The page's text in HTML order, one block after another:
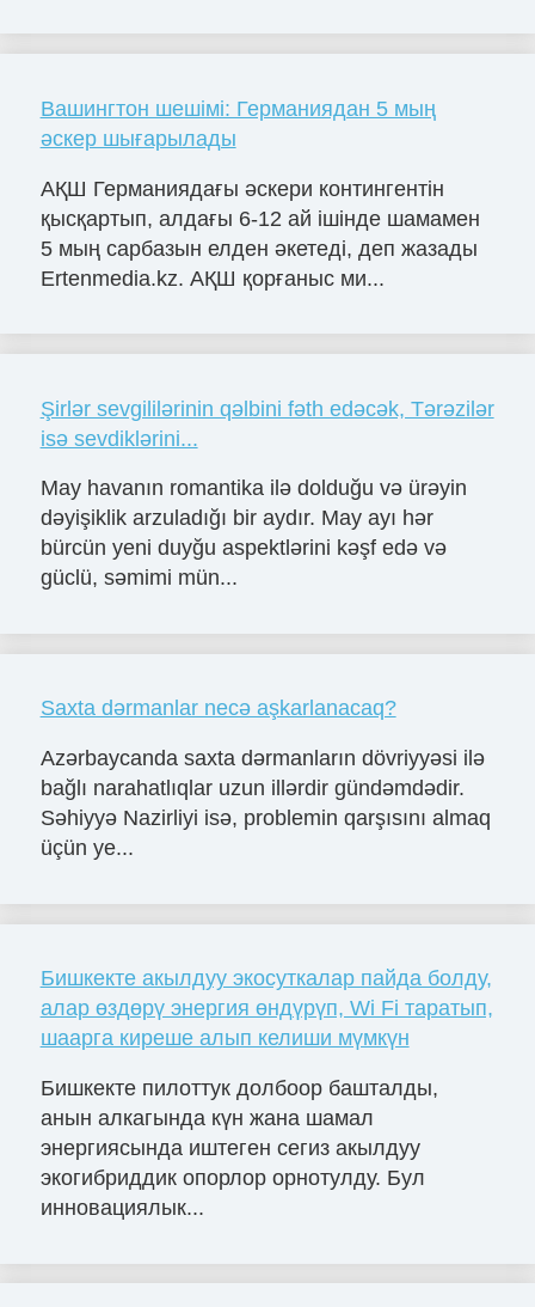
Вашингтон шешімі: Германиядан 5 мың
әскер шығарылады
АҚШ Германиядағы әскери контингентін
қысқартып, алдағы 6-12 ай ішінде шамамен
5 мың сарбазын елден әкетеді, деп жазады
Ertenmedia.kz. АҚШ қорғаныс ми...
Şirlər sevgililərinin qəlbini fəth edəcək, Tərəzilər
isə sevdiklərini...
May havanın romantika ilə dolduğu və ürəyin
dəyişiklik arzuladığı bir aydır. May ayı hər
bürcün yeni duyğu aspektlərini kəşf edə və
güclü, səmimi mün...
Saxta dərmanlar necə aşkarlanacaq?
Azərbaycanda saxta dərmanların dövriyyəsi ilə
bağlı narahatlıqlar uzun illərdir gündəmdədir.
Səhiyyə Nazirliyi isə, problemin qarşısını almaq
üçün ye...
Бишкекте акылдуу экосуткалар пайда болду,
алар өздөрү энергия өндүрүп, Wi Fi таратып,
шаарга киреше алып келиши мүмкүн
Бишкекте пилоттук долбоор башталды,
анын алкагында күн жана шамал
энергиясында иштеген сегиз акылдуу
экогибриддик опорлор орнотулду. Бул
инновациялык...